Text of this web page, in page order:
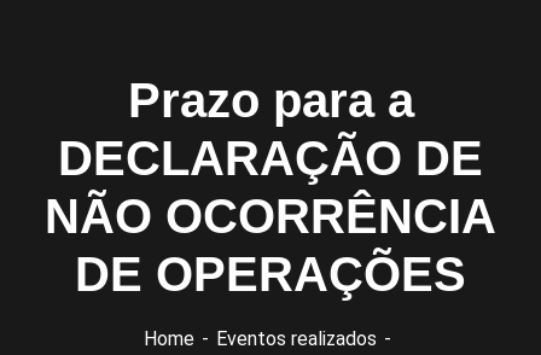
Prazo para a
DECLARAÇÃO DE
NÃO OCORRÊNCIA
DE OPERAÇÕES
Home
Eventos realizados